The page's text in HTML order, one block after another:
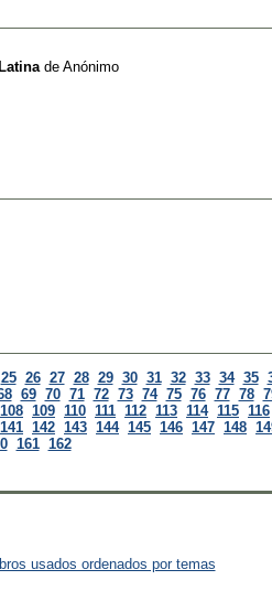
de Anónimo
25 26 27 28 29 30 31 32 33 34 35
69 70 71 72 73 74 75 76 77 78
108 109 110 111 112 113 114 115 116
141 142 143 144 145 146 147 148
161 162
usados ordenados por temas